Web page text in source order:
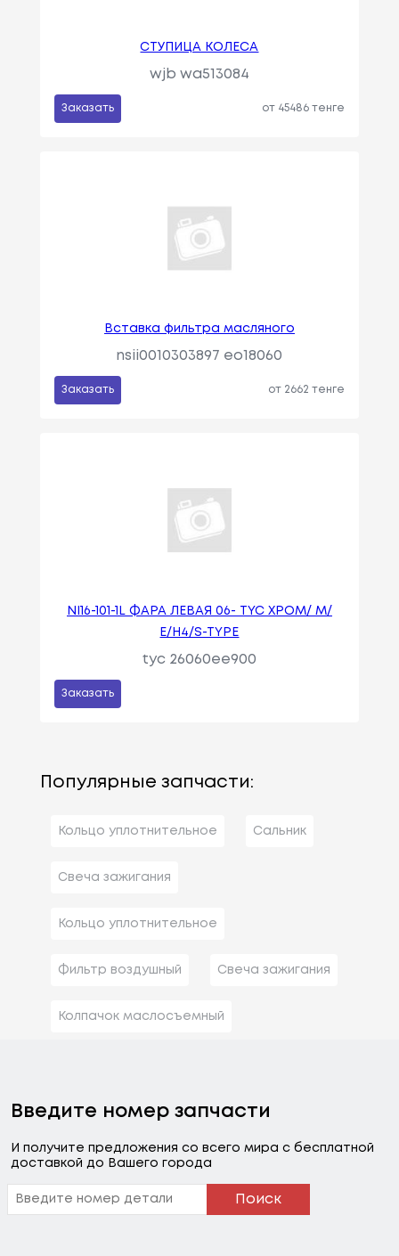
СТУПИЦА КОЛЕСА
wjb wa513084
Заказать от 45486 тенге
Вставка фильтра масляного
nsii0010303897 eo18060
Заказать от 2662 тенге
NI16-101-1L ФАРА ЛЕВАЯ 06- TYC ХРОМ/ М/
Е/H4/S-TYPE
tyc 26060ee900
Заказать
Популярные запчасти:
Кольцо уплотнительное Сальник
Свеча зажигания
Кольцо уплотнительное
Фильтр воздушный Свеча зажигания
Колпачок маслосъемный
Введите номер запчасти
И получите предложения со всего мира с бесплатной
доставкой до Вашего города
Поиск